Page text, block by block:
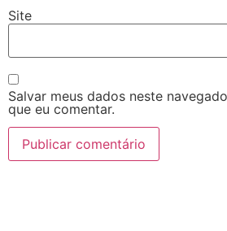
Site
Salvar meus dados neste
que eu comentar.